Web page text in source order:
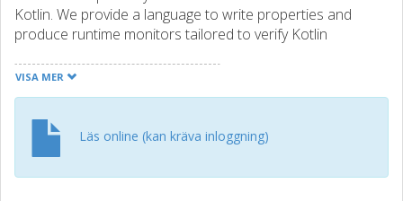
Kotlin. We provide a language to write properties and
produce runtime monitors tailored to verify Kotlin
properties about common runtime errors that are not
easily identifiable by static analysis. To demonstrate the
our framework to an in-house Android app and micro-
benchmarks and measure the execution time and memory
overheads.
VISA MER
Läs online (kan kräva inloggning)